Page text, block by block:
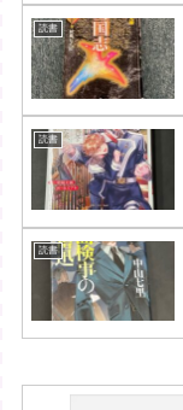
読書
読書
読書